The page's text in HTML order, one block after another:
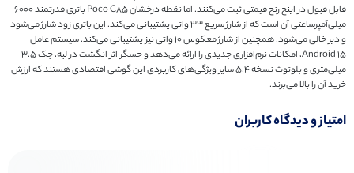
قابل قبول در اینج رنج قیمتی ثبت می‌کنند. اما نقطه درخشان Poco C85 باتری قدرتمند ۶۰۰۰
میلی‌آمپرساعتی آن است که از شارژ سریع ۳۳ واتی پشتیبانی می‌کند. این باتری زود شارژ می‌شود
و دیر خالی می‌شود. همچنین از شارژ معکوس ۱۰ واتی نیز پشتیبانی می‌کند. سیستم عامل
Android 15، امکانات نرم‌افزاری جدیدی را ارائه می‌دهد و حسگر اثر انگشت در لبه، جک ۳.۵
میلی‌متری و بلوتوث نسخه ۵.۴ سایر ویژگی‌های کاربردی این گوشی اقتصادی هستند که ارزش
خرید آن را بالا می‌برند.
امتیاز و دیدگاه کاربران